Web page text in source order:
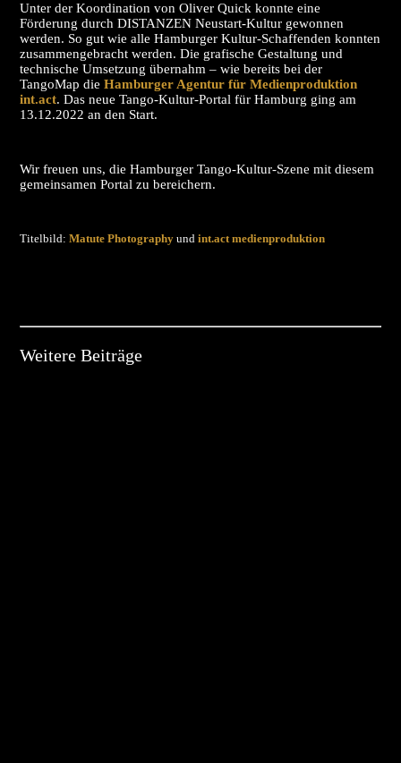
Unter der Koordination von Oliver Quick konnte eine
Förderung durch DISTANZEN Neustart-Kultur gewonnen
werden. So gut wie alle Hamburger Kultur-Schaffenden konnten
zusammengebracht werden. Die grafische Gestaltung und
technische Umsetzung übernahm – wie bereits bei der
TangoMap dieHamburger Agentur für Medienproduktion
int.act. Das neue Tango-Kultur-Portal für Hamburg ging am
13.12.2022 an den Start.
Wir freuen uns, die Hamburger Tango-Kultur-Szene mit diesem
gemeinsamen Portal zu bereichern.
Titelbild:Matute Photography undint.act medienproduktion
Weitere Beiträge